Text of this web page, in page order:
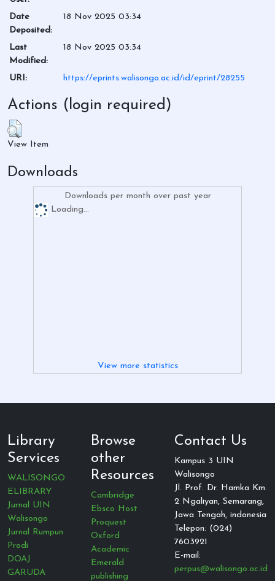
Date
Deposited:
18 Nov 2025 03:34
Last
Modified:
18 Nov 2025 03:34
URI: https://eprints.walisongo.ac.id/id/eprint/28255
Actions (login required)
View Item
Downloads
Downloads per month over past year
Loading...
View more statistics
Library
Services
WALISONGO
ELIBRARY
Jurnal UIN
Walisongo
Jurnal Rumpun
Prodi
DOAJ
GARUDA
Browse
other
Resources
Cambridge
Ebsco Host
Proquest
Oxford
Academic
Emerald
publishing
Contact Us
Kampus 3 UIN
Walisongo
Jl. Prof. Dr. Hamka Km.
2 Ngaliyan, Semarang,
Jawa Tengah, indonesia
Telepon: (024)
7603921
E-mail:
perpus@walisongo.ac.id